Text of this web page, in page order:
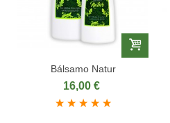
Bálsamo Natur
16,00 €